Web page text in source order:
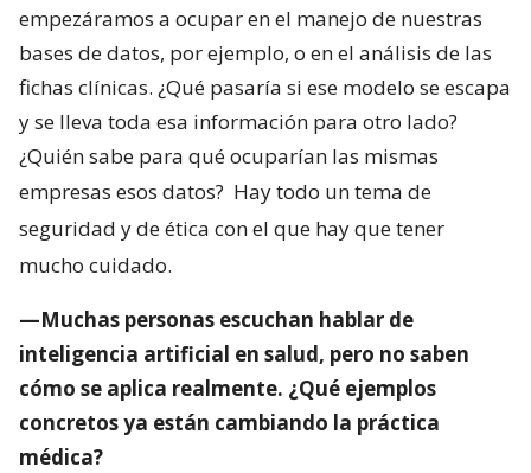
empezáramos a ocupar en el manejo de nuestras
bases de datos, por ejemplo, o en el análisis de las
fichas clínicas. ¿Qué pasaría si ese modelo se escapa
y se lleva toda esa información para otro lado?
¿Quién sabe para qué ocuparían las mismas
empresas esos datos? Hay todo un tema de
seguridad y de ética con el que hay que tener
mucho cuidado.
—Muchas personas escuchan hablar de
inteligencia artificial en salud, pero no saben
cómo se aplica realmente. ¿Qué ejemplos
concretos ya están cambiando la práctica
médica?